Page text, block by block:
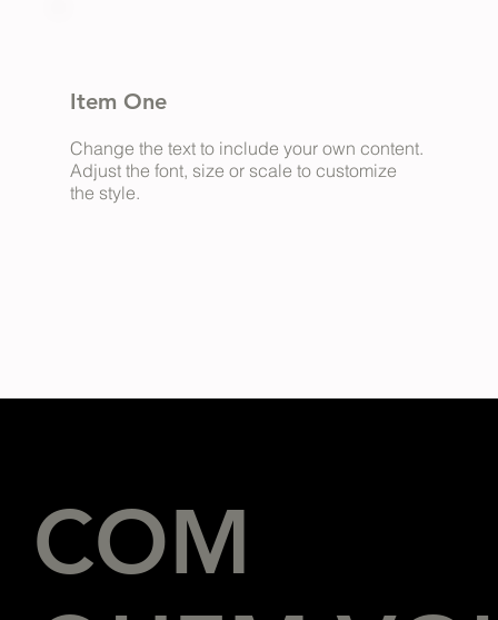
Item One
Change the text to include your own content.
Adjust the font, size or scale to customize
the style.
COM